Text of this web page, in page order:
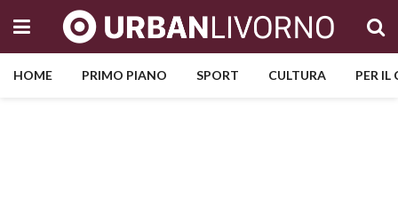
HOME PRIMO PIANO SPORT CULTURA PER